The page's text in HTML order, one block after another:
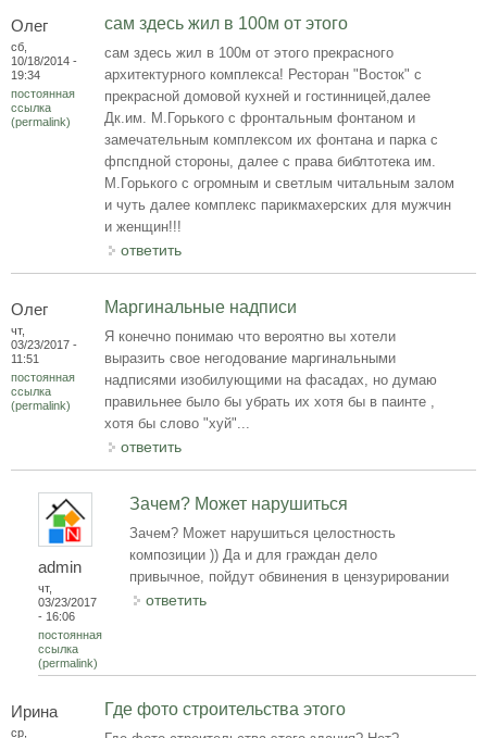
Олег
сб,
10/18/2014 -
19:34
постоянная
ссылка
(permalink)
сам здесь жил в 100м от этого
сам здесь жил в 100м от этого прекрасного
архитектурного комплекса! Ресторан "Восток" с
прекрасной домовой кухней и гостинницей,далее
Дк.им. М.Горького с фронтальным фонтаном и
замечательным комплексом их фонтана и парка с
фпспдной стороны, далее с права библтотека им.
М.Горького с огромным и светлым читальным залом
и чуть далее комплекс парикмахерских для мужчин
и женщин!!!
ответить
Олег
чт,
03/23/2017 -
11:51
постоянная
ссылка
(permalink)
Маргинальные надписи
Я конечно понимаю что вероятно вы хотели
выразить свое негодование маргинальными
надписями изобилующими на фасадах, но думаю
правильнее было бы убрать их хотя бы в паинте ,
хотя бы слово "хуй"...
ответить
admin
чт,
03/23/2017
- 16:06
постоянная
ссылка
(permalink)
Зачем? Может нарушиться
Зачем? Может нарушиться целостность
композиции )) Да и для граждан дело
привычное, пойдут обвинения в цензурировании
ответить
Ирина
ср,
Где фото строительства этого